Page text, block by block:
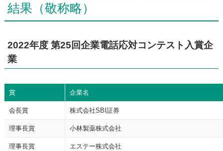
結果（敬称略）
2022年度 第25回企業電話応対コンテスト入賞企
業
賞 企業名
会長賞 株式会社SBI証券
理事長賞 小林製薬株式会社
理事長賞 エステー株式会社